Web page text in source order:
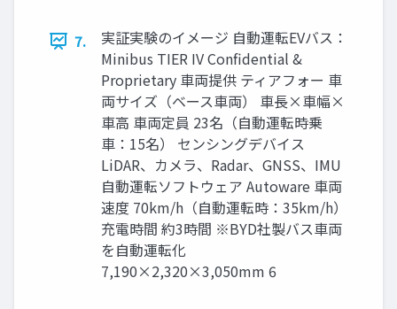
7.
実証実験のイメージ 自動運転EVバス：
Minibus TIER IV Confidential &
Proprietary 車両提供 ティアフォー 車
両サイズ（ベース車両） 車長×車幅×
車高 車両定員 23名（自動運転時乗
車：15名） センシングデバイス
LiDAR、カメラ、Radar、GNSS、IMU
自動運転ソフトウェア Autoware 車両
速度 70km/h（自動運転時：35km/h）
充電時間 約3時間 ※BYD社製バス車両
を自動運転化
7,190×2,320×3,050mm 6